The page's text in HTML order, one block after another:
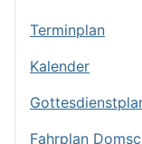
Terminplan
Kalender
Fahrplan